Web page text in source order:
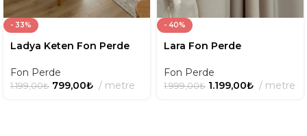
- 33%
Ladya Keten Fon Perde
Fon Perde
1.199,00₺ 799,00₺ metre
- 40%
Lara Fon Perde
Fon Perde
1.999,00₺ 1.199,00₺ metre